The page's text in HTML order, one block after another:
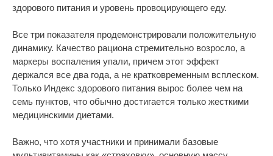
здорового питания и уровень провоцирующего еду.
Все три показателя продемонстрировали положительную
динамику. Качество рациона стремительно возросло, а
маркеры воспаления упали, причем этот эффект
держался все два года, а не кратковременным всплеском.
Только Индекс здорового питания вырос более чем на
семь пунктов, что обычно достигается только жесткими
медицинскими диетами.
Важно, что хотя участники и принимали базовые